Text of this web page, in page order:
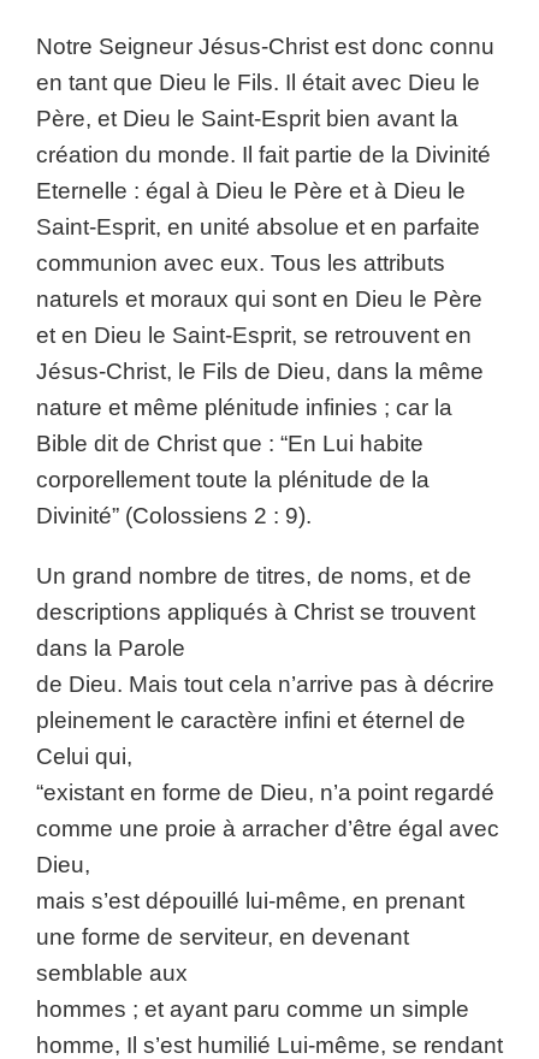
Notre Seigneur Jésus-Christ est donc connu
en tant que Dieu le Fils. Il était avec Dieu le
Père, et Dieu le Saint-Esprit bien avant la
création du monde. Il fait partie de la Divinité
Eternelle : égal à Dieu le Père et à Dieu le
Saint-Esprit, en unité absolue et en parfaite
communion avec eux. Tous les attributs
naturels et moraux qui sont en Dieu le Père
et en Dieu le Saint-Esprit, se retrouvent en
Jésus-Christ, le Fils de Dieu, dans la même
nature et même plénitude infinies ; car la
Bible dit de Christ que : “En Lui habite
corporellement toute la plénitude de la
Divinité” (Colossiens 2 : 9).
Un grand nombre de titres, de noms, et de
descriptions appliqués à Christ se trouvent
dans la Parole
de Dieu. Mais tout cela n’arrive pas à décrire
pleinement le caractère infini et éternel de
Celui qui,
“existant en forme de Dieu, n’a point regardé
comme une proie à arracher d’être égal avec
Dieu,
mais s’est dépouillé lui-même, en prenant
une forme de serviteur, en devenant
semblable aux
hommes ; et ayant paru comme un simple
homme, Il s’est humilié Lui-même, se rendant